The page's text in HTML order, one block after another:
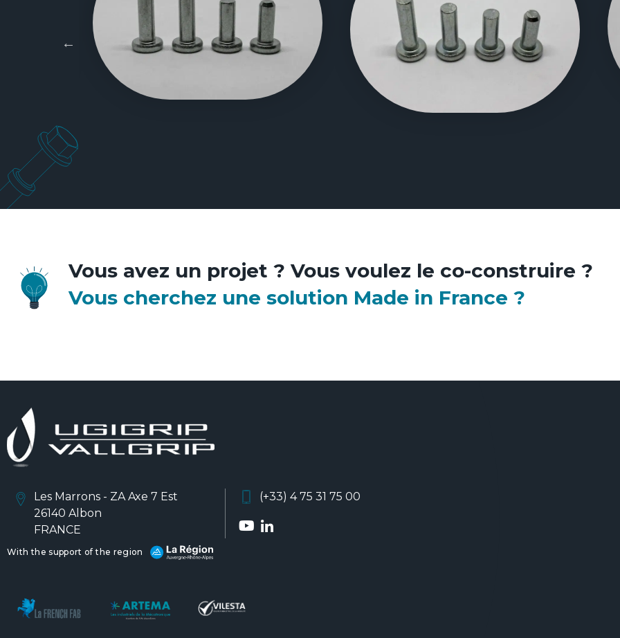
Vous avez un projet ? Vous voulez le co-construire ?
Vous cherchez une solution Made in France ?
Les Marrons - ZA Axe 7 Est
26140 Albon
FRANCE
(+33) 4 75 31 75 00
With the support of the region